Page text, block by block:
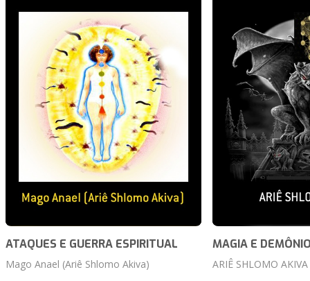
ATAQUES E GUERRA ESPIRITUAL
Mago Anael (Ariê Shlomo Akiva)
MAGIA E
ARIÊ SHLOMO AKIVA